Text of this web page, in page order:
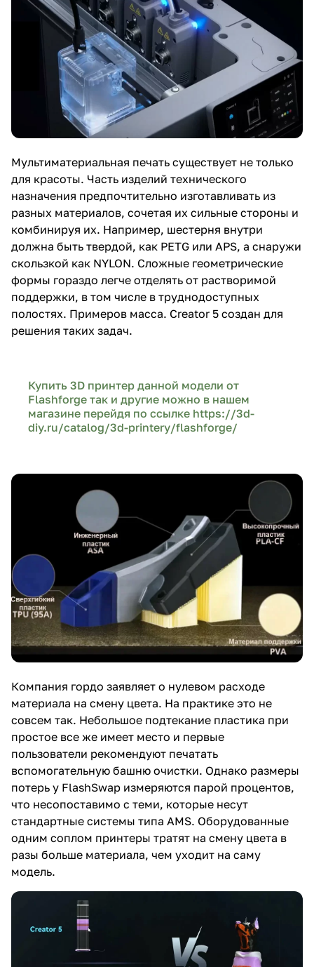
Мультиматериальная печать существует не только
для красоты. Часть изделий технического
назначения предпочтительно изготавливать из
разных материалов, сочетая их сильные стороны и
комбинируя их. Например, шестерня внутри
должна быть твердой, как PETG или APS, а снаружи
скользкой как NYLON. Сложные геометрические
формы гораздо легче отделять от растворимой
поддержки, в том числе в труднодоступных
полостях. Примеров масса. Creator 5 создан для
решения таких задач.
Купить 3D принтер данной модели от
Flashforge так и другие можно в нашем
магазине перейдя по ссылке https://3d-
diy.ru/catalog/3d-printery/flashforge/
Компания гордо заявляет о нулевом расходе
материала на смену цвета. На практике это не
совсем так. Небольшое подтекание пластика при
простое все же имеет место и первые
пользователи рекомендуют печатать
вспомогательную башню очистки. Однако размеры
потерь у FlashSwap измеряются парой процентов,
что несопоставимо с теми, которые несут
стандартные системы типа AMS. Оборудованные
одним соплом принтеры тратят на смену цвета в
разы больше материала, чем уходит на саму
модель.